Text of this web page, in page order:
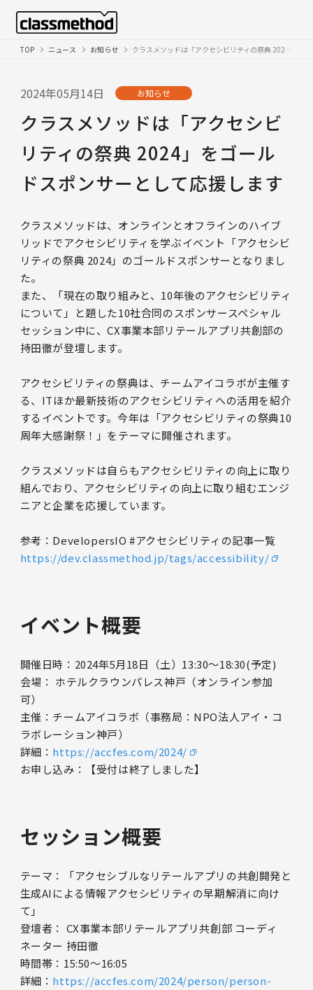
TOP ニュース お知らせ クラスメソッドは「アクセシビリティの祭典 2024」をゴールドスポンサーとして応援します
2024年05月14日 お知らせ
クラスメソッドは「アクセシビ
リティの祭典 2024」をゴール
ドスポンサーとして応援します
クラスメソッドは、オンラインとオフラインのハイブ
リッドでアクセシビリティを学ぶイベント「アクセシビ
リティの祭典 2024」のゴールドスポンサーとなりまし
た。
また、「現在の取り組みと、10年後のアクセシビリティ
について」と題した10社合同のスポンサースペシャル
セッション中に、CX事業本部リテールアプリ共創部の
持田徹が登壇します。
アクセシビリティの祭典は、チームアイコラボが主催す
る、ITほか最新技術のアクセシビリティへの活用を紹介
するイベントです。今年は「アクセシビリティの祭典10
周年大感謝祭！」をテーマに開催されます。
クラスメソッドは自らもアクセシビリティの向上に取り
組んでおり、アクセシビリティの向上に取り組むエンジ
ニアと企業を応援しています。
参考：DevelopersIO #アクセシビリティの記事一覧
https://dev.classmethod.jp/tags/accessibility/
イベント概要
開催日時：2024年5月18日（土）13:30～18:30(予定)
会場： ホテルクラウンパレス神戸（オンライン参加
可）
主催：チームアイコラボ（事務局：NPO法人アイ・コ
ラボレーション神戸）
詳細： https://accfes.com/2024/
お申し込み：【受付は終了しました】
セッション概要
テーマ：「アクセシブルなリテールアプリの共創開発と
生成AIによる情報アクセシビリティの早期解消に向け
て」
登壇者： CX事業本部リテールアプリ共創部 コーディ
ネーター 持田徹
時間帯：15:50〜16:05
詳細： https://accfes.com/2024/person/person-